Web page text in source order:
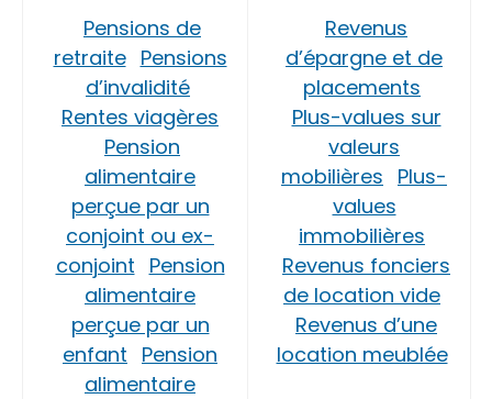
Pensions de
retraite Pensions
d’invalidité
Rentes viagères
Pension
alimentaire
perçue par un
conjoint ou ex-
conjoint Pension
alimentaire
perçue par un
enfant Pension
alimentaire
Revenus
d’épargne et de
placements
Plus-values sur
valeurs
mobilières Plus-
values
immobilières
Revenus fonciers
de location vide
Revenus d’une
location meublée